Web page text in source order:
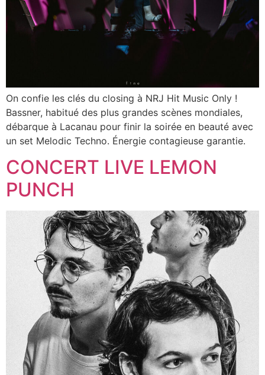
On confie les clés du closing à NRJ Hit Music Only !
Bassner, habitué des plus grandes scènes mondiales,
débarque à Lacanau pour finir la soirée en beauté avec
un set Melodic Techno. Énergie contagieuse garantie.
CONCERT LIVE LEMON
PUNCH